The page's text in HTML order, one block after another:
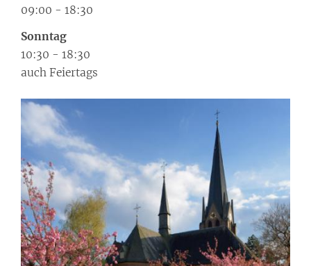
09:00 - 18:30
Sonntag
10:30 - 18:30
auch Feiertags